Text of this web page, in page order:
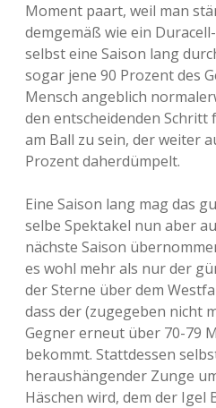
Moment paart, weil man
demgemäß wie ein
selbst eine Saison lang
sogar jene 90 Prozent des
Mensch angeblich
den entscheidenden Schritt
am Ball zu sein, der weiter
Prozent daherdümpelt.
Eine Saison lang mag das
selbe Spektakel nun aber
nächste Saison
es wohl mehr als nur der
der Sterne über dem
dass der (zugegeben nicht
Gegner erneut über 70-79
bekommt. Stattdessen
heraushängender Zunge
Häschen wird, dem der Igel